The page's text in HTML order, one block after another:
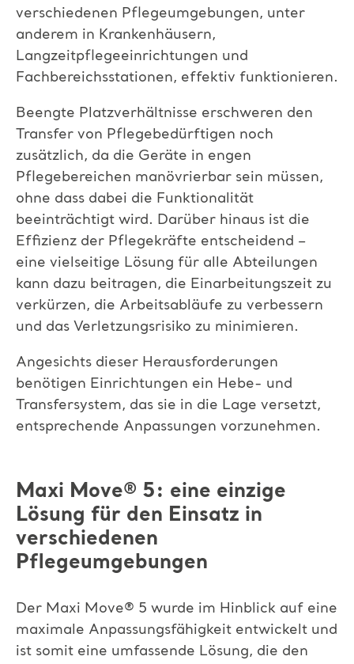
verschiedenen Pflegeumgebungen, unter
anderem in Krankenhäusern,
Langzeitpflegeeinrichtungen und
Fachbereichsstationen, effektiv funktionieren.
Beengte Platzverhältnisse erschweren den
Transfer von Pflegebedürftigen noch
zusätzlich, da die Geräte in engen
Pflegebereichen manövrierbar sein müssen,
ohne dass dabei die Funktionalität
beeinträchtigt wird. Darüber hinaus ist die
Effizienz der Pflegekräfte entscheidend –
eine vielseitige Lösung für alle Abteilungen
kann dazu beitragen, die Einarbeitungszeit zu
verkürzen, die Arbeitsabläufe zu verbessern
und das Verletzungsrisiko zu minimieren.
Angesichts dieser Herausforderungen
benötigen Einrichtungen ein Hebe- und
Transfersystem, das sie in die Lage versetzt,
entsprechende Anpassungen vorzunehmen.
Maxi Move® 5: eine einzige
Lösung für den Einsatz in
verschiedenen
Pflegeumgebungen
Der Maxi Move® 5 wurde im Hinblick auf eine
maximale Anpassungsfähigkeit entwickelt und
ist somit eine umfassende Lösung, die den